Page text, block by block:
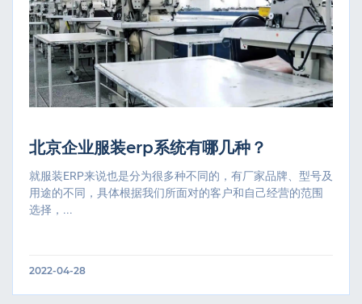
北京企业服装erp系统有哪几种？
就服装ERP来说也是分为很多种不同的，有厂家品牌、型号及
用途的不同，具体根据我们所面对的客户和自己经营的范围
选择，...
2022-04-28